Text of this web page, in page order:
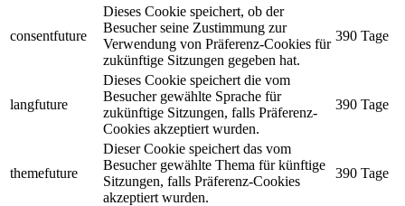
consentfuture
Dieses Cookie speichert, ob der
Besucher seine Zustimmung zur
Verwendung von Präferenz-Cookies für
zukünftige Sitzungen gegeben hat.
390 Tage
langfuture
Dieses Cookie speichert die vom
Besucher gewählte Sprache für
zukünftige Sitzungen, falls Präferenz-
Cookies akzeptiert wurden.
390 Tage
themefuture
Dieser Cookie speichert das vom
Besucher gewählte Thema für künftige
Sitzungen, falls Präferenz-Cookies
akzeptiert wurden.
390 Tage